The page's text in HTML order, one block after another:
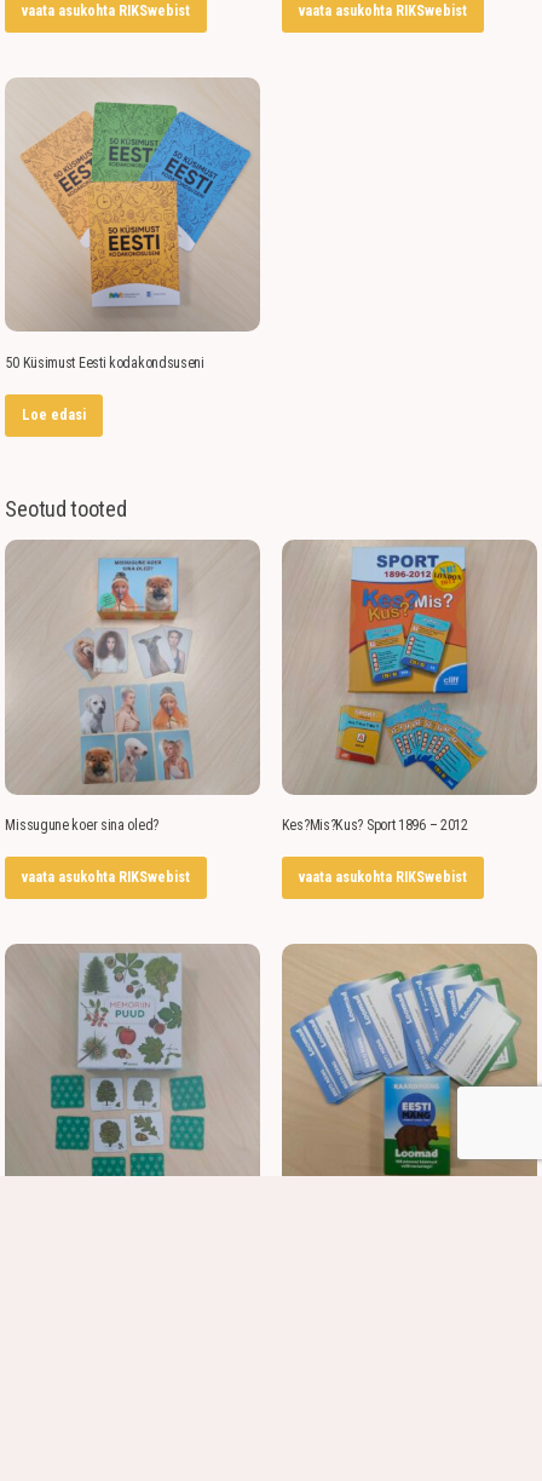
vaata asukohta RIKSwebist vaata asukohta RIKSwebist
50 Küsimust Eesti kodakondsuseni
Loe edasi
Seotud tooted
Missugune koer sina oled?
vaata asukohta RIKSwebist
Kes?Mis?Kus? Sport 1896 – 2012
vaata asukohta RIKSwebist